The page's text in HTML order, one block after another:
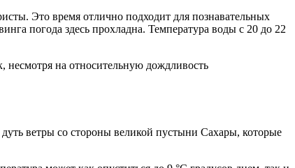
Это время отлично подходит для познавательных
погода здесь прохладна. Температура воды с 20 до 22
несмотря на относительную дождливость
ветры со стороны великой пустыни Сахары, которые